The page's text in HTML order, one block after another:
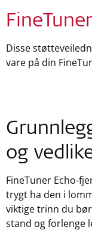
Disse
vare på din
og
FineTuner Echo-
trygt ha den i
viktige trinn du
stand og forlenge